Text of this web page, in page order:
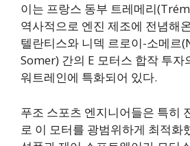
이는 프랑스 동부 트레메리
역사적으로 엔진 제조에 전념해
텔란티스와 니덱 르로이-소메르
Somer) 간의 E 모터스 합작 투자
워트레인에 특화되어 있다.
푸조 스포츠 엔지니어들은 특히
로 이 모터를 광범위하게 최적화